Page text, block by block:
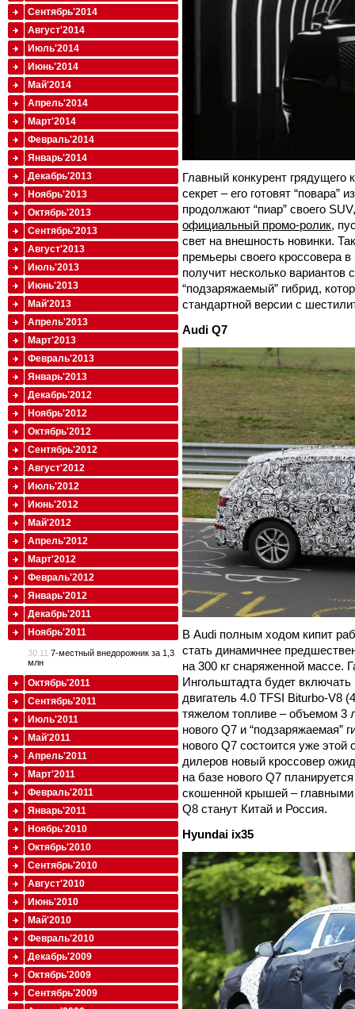
Главный конкурент
секрет – его готовят “повара”
продолжают “пиар” своего
официальный промо-ролик,
свет на внешность новинки.
премьеры своего кроссовера
получит несколько вариантов
“подзаряжаемый” гибрид,
стандартной версии с
AudiQ7
В Audi полным ходом кипит
стать динамичнее
на 300 кг снаряженной массе.
Ингольштадта будет
двигатель 4.0 TFSI Biturbo-V8
тяжелом топливе – объемом 3
нового Q7 и “подзаряжаемая”
нового Q7 состоится уже
дилеров новый кроссовер
на базе нового Q7
скошенной крышей –
Q8 станут Китай и Россия.
Hyundai ix35
Сентябрь'2014
Август'2014
Июль'2014
Июнь'2014
Май'2014
Апрель'2014
Март'2014
Февраль'2014
Январь'2014
Декабрь'2013
Ноябрь'2013
Октябрь'2013
Сентябрь'2013
Август'2013
Июль'2013
Июнь'2013
Май'2013
Апрель'2013
Март'2013
Февраль'2013
Январь'2013
Декабрь'2012
Ноябрь'2012
Октябрь'2012
Сентябрь'2012
Август'2012
Июль'2012
Июнь'2012
Май'2012
Апрель'2012
Март'2012
Февраль'2012
Январь'2012
Декабрь'2011
Ноябрь'2011
30.11 7-местный внедорожник за 1,3
млн
Октябрь'2011
Сентябрь'2011
Июль'2011
Май'2011
Апрель'2011
Март'2011
Февраль'2011
Январь'2011
Ноябрь'2010
Октябрь'2010
Сентябрь'2010
Август'2010
Июнь'2010
Май'2010
Февраль'2010
Декабрь'2009
Октябрь'2009
Сентябрь'2009